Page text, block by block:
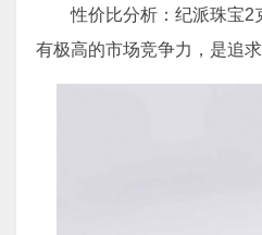
性价比分析：纪派珠宝
有极高的市场竞争力，是追